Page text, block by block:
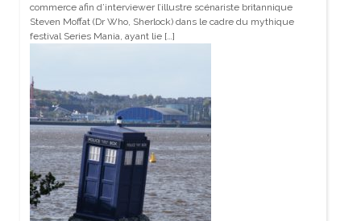
commerce afin d’interviewer l’illustre scénariste britannique
Steven Moffat (Dr Who, Sherlock) dans le cadre du mythique
festival Series Mania, ayant lie […]